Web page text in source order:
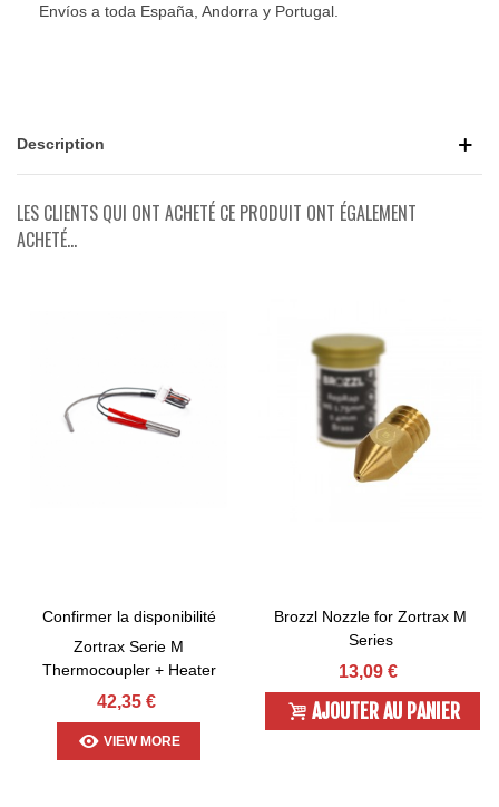
Envíos a toda España, Andorra y Portugal.
Description
LES CLIENTS QUI ONT ACHETÉ CE PRODUIT ONT ÉGALEMENT
ACHETÉ...
Confirmer la disponibilité
Zortrax Serie M
Thermocoupler + Heater
42,35 €
VIEW MORE
Brozzl Nozzle for Zortrax M
Series
13,09 €
AJOUTER AU PANIER